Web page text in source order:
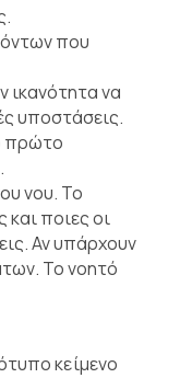
όντων που
ικανότητα να
υποστάσεις.
πρώτο
νου. Το
και ποιες οι
Αν υπάρχουν
Το νοητό
κείμενο